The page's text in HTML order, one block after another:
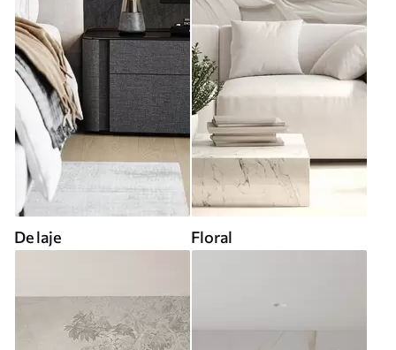
De laje Floral